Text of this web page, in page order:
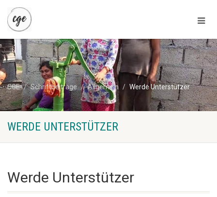
CGE Schriftbeiträge Allgemein Werde Unterstützer
WERDE UNTERSTÜTZER
Werde Unterstützer